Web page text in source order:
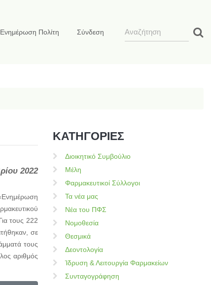
Ενημέρωση Πολίτη Σύνδεση
2022
τους 222
σε
τους
αριθμός
ΚΑΤΗΓΟΡΙΕΣ
Διοικητικό Συμβούλιο
Μέλη
Φαρμακευτικοί Σύλλογοι
Τα νέα μας
Νέα του ΠΦΣ
Νομοθεσία
Θεσμικά
Δεοντολογία
Ίδρυση & Λειτουργία Φαρμακείων
Συνταγογράφηση